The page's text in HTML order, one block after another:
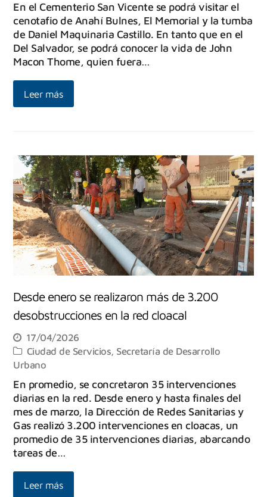
En el Cementerio San Vicente se podrá visitar el
cenotafio de Anahí Bulnes, El Memorial y la tumba
de Daniel Maquinaria Castillo. En tanto que en el
Del Salvador, se podrá conocer la vida de John
Macon Thome, quien fuera…
Leer más
Desde enero se realizaron más de 3.200
desobstrucciones en la red cloacal
17/04/2026
Ciudad de Servicios Secretaría de Desarrollo
Urbano
En promedio, se concretaron 35 intervenciones
diarias en la red. Desde enero y hasta finales del
mes de marzo, la Dirección de Redes Sanitarias y
Gas realizó 3.200 intervenciones en cloacas, un
promedio de 35 intervenciones diarias, abarcando
tareas de…
Leer más